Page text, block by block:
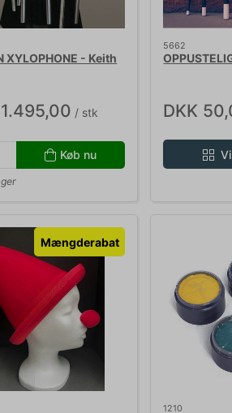
XYLOPHONE - Keith
/ stk
Køb nu
5662
DKK
Mængderabat
1210